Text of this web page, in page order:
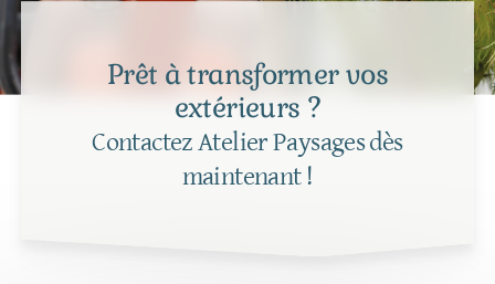
Prêt à transformer vos
extérieurs ?
Contactez Atelier Paysages dès
maintenant !